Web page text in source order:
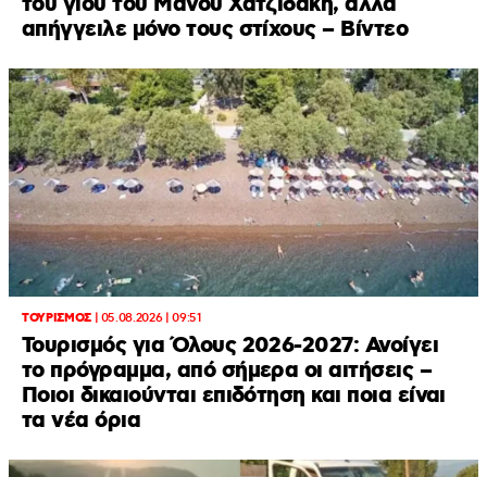
απήγγειλε μόνο τους στίχους – Βίντεο
ΤΟΥΡΙΣΜΟΣ| 05.08.2026 | 09:51
Τουρισμός για Όλους 2026-2027: Ανοίγει
το πρόγραμμα, από σήμερα οι αιτήσεις –
Ποιοι δικαιούνται επιδότηση και ποια είναι
τα νέα όρια